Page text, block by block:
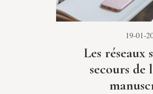
19-01-
Les réseaux
secours de